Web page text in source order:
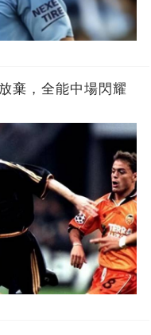
棄，全能中場閃耀